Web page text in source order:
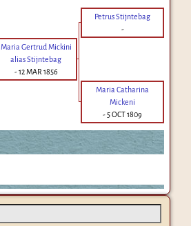
Petrus Stijntebag
-
Maria Gertrud Mickini
alias Stijntebag
-12 MAR 1856
Maria Catharina
Mickeni
-5 OCT 1809